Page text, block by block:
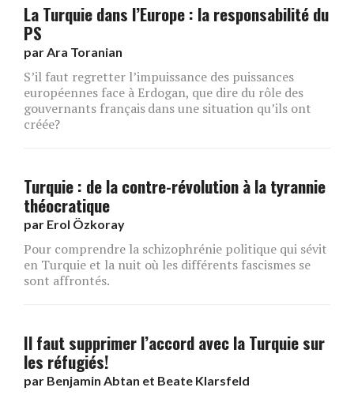
La Turquie dans l’Europe : la responsabilité du
PS
parAra Toranian
S’il faut regretter l’impuissance des puissances
européennes face à Erdogan, que dire du rôle des
gouvernants français dans une situation qu’ils ont
créée?
Turquie : de la contre-révolution à la tyrannie
théocratique
par Erol Özkoray
Pour comprendre la schizophrénie politique qui sévit
en Turquie et la nuit où les différents fascismes se
sont affrontés.
Il faut supprimer l’accord avec la Turquie sur
les réfugiés!
par Benjamin Abtan et Beate Klarsfeld